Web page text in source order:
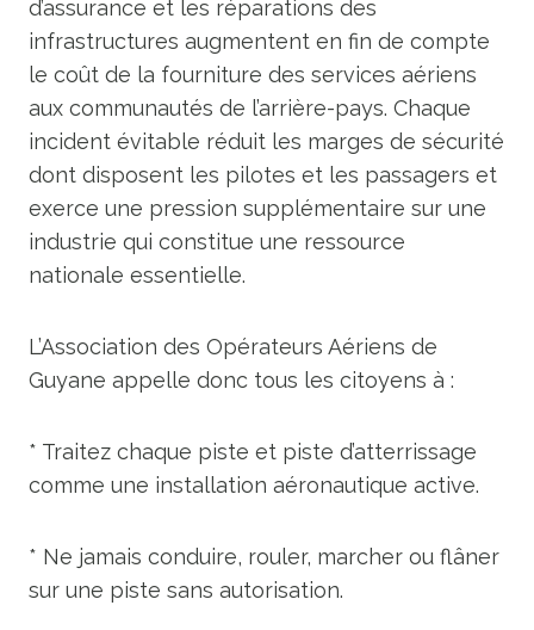
d’assurance et les réparations des
infrastructures augmentent en fin de compte
le coût de la fourniture des services aériens
aux communautés de l’arrière-pays. Chaque
incident évitable réduit les marges de sécurité
dont disposent les pilotes et les passagers et
exerce une pression supplémentaire sur une
industrie qui constitue une ressource
nationale essentielle.
L’Association des Opérateurs Aériens de
Guyane appelle donc tous les citoyens à :
* Traitez chaque piste et piste d’atterrissage
comme une installation aéronautique active.
* Ne jamais conduire, rouler, marcher ou flâner
sur une piste sans autorisation.